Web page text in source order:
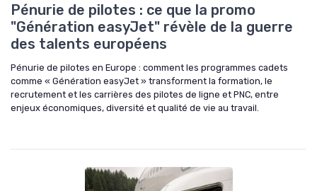
Pénurie de pilotes : ce que la promo
"Génération easyJet" révèle de la guerre
des talents européens
Pénurie de pilotes en Europe : comment les programmes cadets
comme « Génération easyJet » transforment la formation, le
recrutement et les carrières des pilotes de ligne et PNC, entre
enjeux économiques, diversité et qualité de vie au travail.